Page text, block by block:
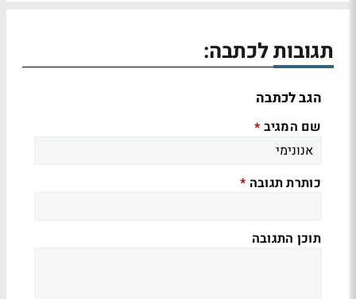
תגובות לכתבה:
הגב לכתבה
שם המגיב *
כותרת תגובה *
תוכן התגובה